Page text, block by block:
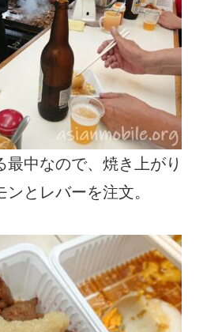
最中なので、焼き上がり
とレバーを注文。